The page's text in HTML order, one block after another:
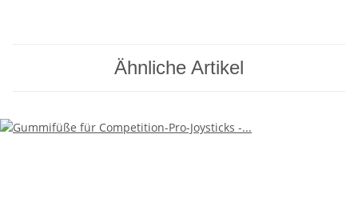
Ähnliche Artikel